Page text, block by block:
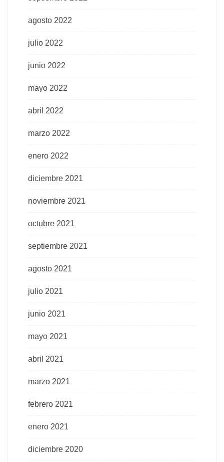
agosto 2022
julio 2022
junio 2022
mayo 2022
abril 2022
marzo 2022
enero 2022
diciembre 2021
noviembre 2021
octubre 2021
septiembre 2021
agosto 2021
julio 2021
junio 2021
mayo 2021
abril 2021
marzo 2021
febrero 2021
enero 2021
diciembre 2020